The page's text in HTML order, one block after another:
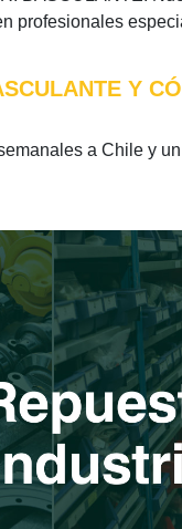
profesionales
Y
a Chile y